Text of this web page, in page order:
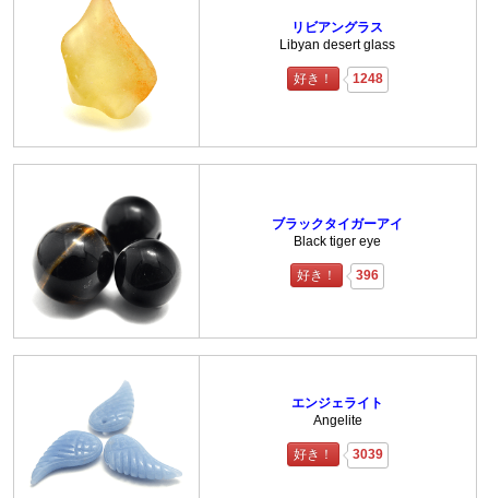
リビアングラス
Libyan desert glass
好き！ 1248
ブラックタイガーアイ
Black tiger eye
好き！ 396
エンジェライト
Angelite
好き！ 3039